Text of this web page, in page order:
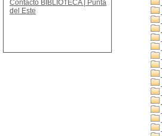
Contacto BIBLIOTECA | Punta
del Este